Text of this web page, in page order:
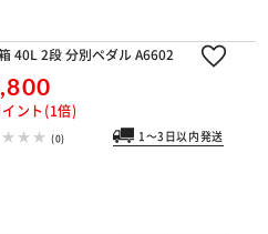
40L 2段 分別ペダル A6602
ント(1倍)
(0) 1～3日以内発送